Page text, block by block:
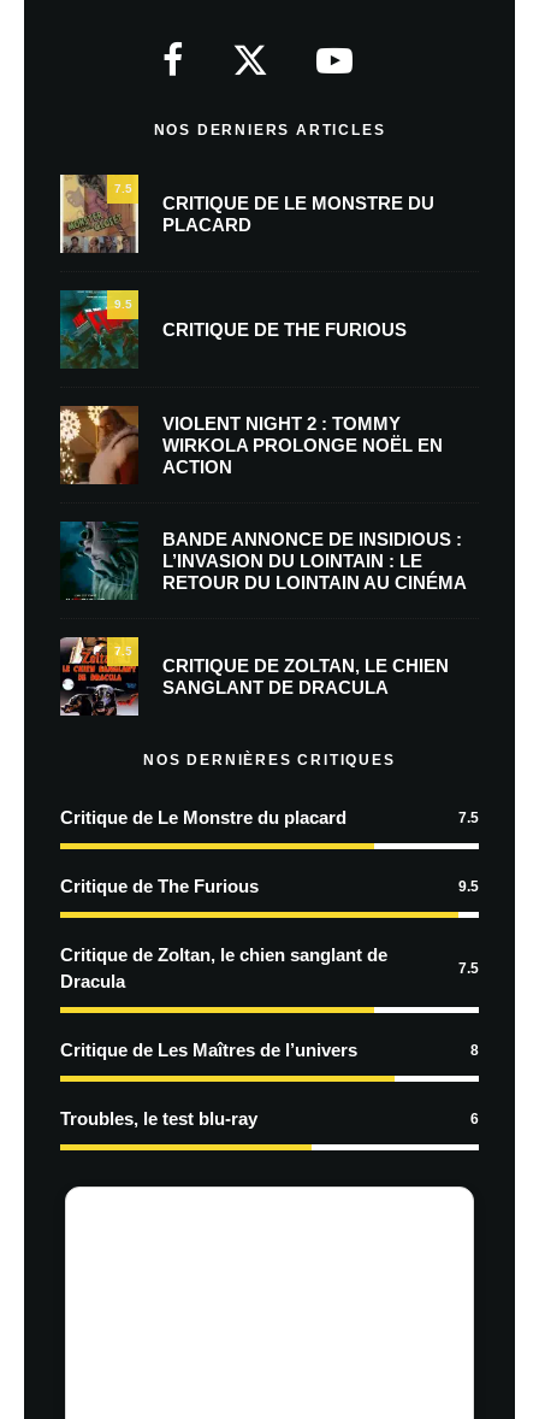
NOS DERNIERS ARTICLES
7.5
CRITIQUE DE LE MONSTRE DU
PLACARD
9.5
CRITIQUE DE THE FURIOUS
VIOLENT NIGHT 2 : TOMMY
WIRKOLA PROLONGE NOËL EN
ACTION
BANDE ANNONCE DE INSIDIOUS :
L’INVASION DU LOINTAIN : LE
RETOUR DU LOINTAIN AU CINÉMA
7.5
CRITIQUE DE ZOLTAN, LE CHIEN
SANGLANT DE DRACULA
NOS DERNIÈRES CRITIQUES
Critique de Le Monstre du placard 7.5
Critique de The Furious 9.5
Critique de Zoltan, le chien sanglant de
Dracula
7.5
Critique de Les Maîtres de l’univers 8
Troubles, le test blu-ray 6